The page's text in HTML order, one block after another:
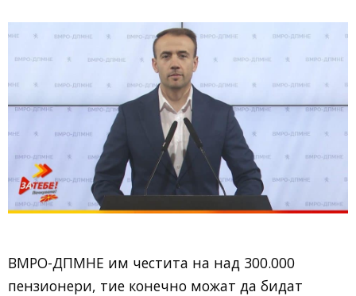
ВМРО-ДПМНЕ им честита на над 300.000
пензионери, тие конечно можат да бидат